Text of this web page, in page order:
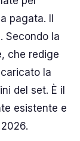
pagata. Il
Secondo la
che redige
la
del set. È il
esistente e